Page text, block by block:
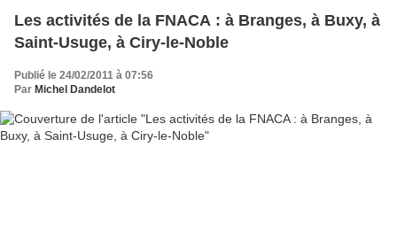
Les activités de la FNACA : à Branges, à Buxy, à
Saint-Usuge, à Ciry-le-Noble
Publié le 24/02/2011 à 07:56
Par Michel Dandelot